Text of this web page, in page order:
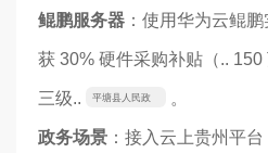
鲲鹏服务器 ：使用华为云鲲
获 30% 硬件采购补贴（..
三级..
平塘县人民政
。
政务场景 ：接入云上贵州平